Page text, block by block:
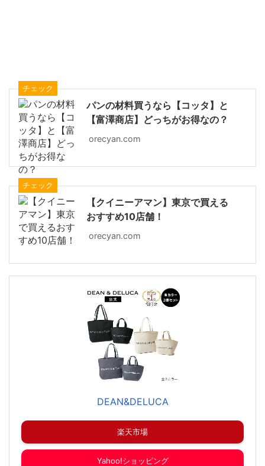
チェック
パンの材料買うなら【コッタ】と
【富澤商店】どっちがお得なの？
orecyan.com
チェック
【クイニーアマン】東京で買える
おすすめ10店舗！
orecyan.com
DEAN&DELUCA
楽天市場
Yahoo!ショッピング